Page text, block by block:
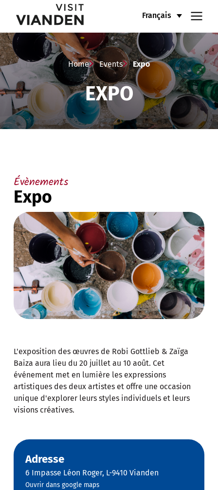
Français
Expo
Menu
de
navigation
principal
Home Events Expo
EXPO
Évènements
Expo
L'exposition des œuvres de Robi Gottlieb & Zaïga
Baiza aura lieu du 20 juillet au 10 août. Cet
événement met en lumière les expressions
artistiques des deux artistes et offre une occasion
unique d'explorer leurs styles individuels et leurs
visions créatives.
Adresse
6 Impasse Léon Roger, L-9410 Vianden
Ouvrir dans google maps